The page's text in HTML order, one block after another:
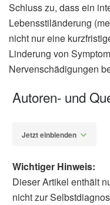
Schluss zu, dass ein
Lebensstiländerung
nicht nur eine
Linderung von
Nervenschädigungen
Autoren- und
Jetzt einblenden
Wichtiger Hinweis:
Dieser Artikel enthält
nicht zur